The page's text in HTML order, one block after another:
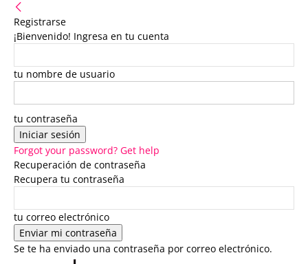
Registrarse
¡Bienvenido! Ingresa en tu cuenta
tu nombre de usuario
tu contraseña
Forgot your password? Get help
Recuperación de contraseña
Recupera tu contraseña
tu correo electrónico
Se te ha enviado una contraseña por correo electrónico.